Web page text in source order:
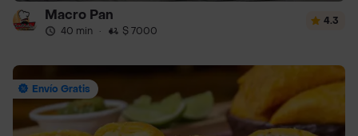
Macro Pan
40 min · $ 7000
4.3
Envío Gratis